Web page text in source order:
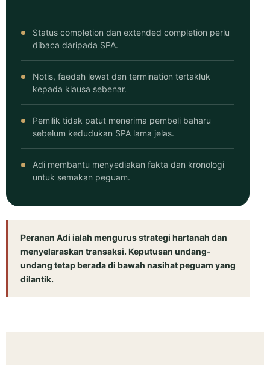
Status completion dan extended completion perlu
dibaca daripada SPA.
Notis, faedah lewat dan termination tertakluk
kepada klausa sebenar.
Pemilik tidak patut menerima pembeli baharu
sebelum kedudukan SPA lama jelas.
Adi membantu menyediakan fakta dan kronologi
untuk semakan peguam.
Peranan Adi ialah mengurus strategi hartanah dan
menyelaraskan transaksi. Keputusan undang-
undang tetap berada di bawah nasihat peguam yang
dilantik.